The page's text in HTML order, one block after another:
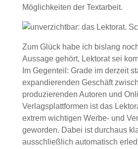
Möglichkeiten der Textarbeit.
Zum Glück habe ich bislang
Aussage gehört, Lektorat sei
Im Gegenteil: Grade im derzeit
expandierenden Geschäft
produzierenden Autoren und
Verlagsplattformen ist das
extrem wichtigen Werbe- und
geworden. Dabei ist durchaus
ausschließlich automatisch